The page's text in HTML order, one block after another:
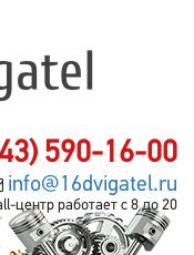
590-16-00
info@16dvigatel.ru
центр работает с 8 до 20